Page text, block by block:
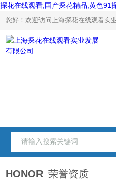
探花在线观看,国产探花精品,黄色91
您好！欢迎访问上海探花在线观看实业
HONOR 荣誉资质